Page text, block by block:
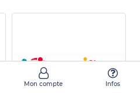
Mon compte Infos